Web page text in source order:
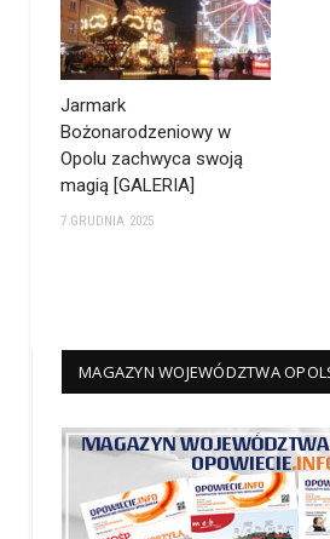
Jarmark
Bożonarodzeniowy w
Opolu zachwyca swoją
magią [GALERIA]
7 GRUDNIA 2025
MAGAZYN WOJEWÓDZTWA